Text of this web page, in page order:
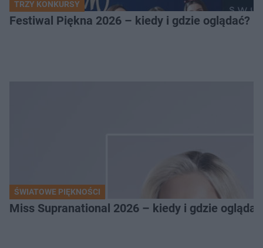
TRZY KONKURSY
Festiwal Piękna 2026 – kiedy i gdzie oglądać?
ŚWIATOWE PIĘKNOŚCI
Miss Supranational 2026 – kiedy i gdzie